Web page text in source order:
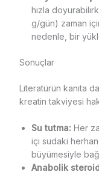
hızla
g/gün) zaman
nedenle, bir
Sonuçlar
Literatürün kanıta
kreatin takviyesi
Su tutma: Her
içi sudaki
büyümesiyle
Anabolik